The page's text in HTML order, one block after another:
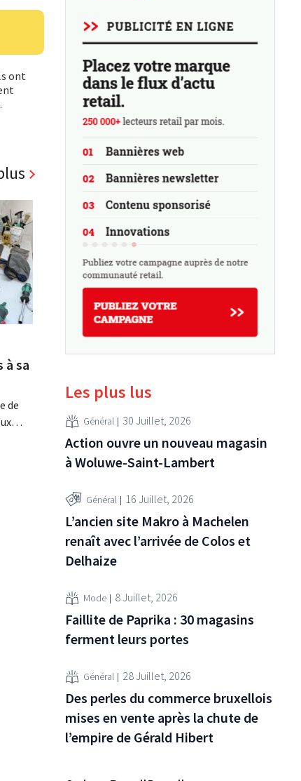
ont
à sa
de
Les plus lus
Général 30 Juillet, 2026
Action ouvre un nouveau magasin
à Woluwe-Saint-Lambert
Général 16 Juillet, 2026
L’ancien site Makro à Machelen
renaît avec l’arrivée de Colos et
Delhaize
Mode 8 Juillet, 2026
Faillite de Paprika : 30 magasins
ferment leurs portes
Général 28 Juillet, 2026
Des perles du commerce bruxellois
mises en vente après la chute de
l’empire de Gérald Hibert